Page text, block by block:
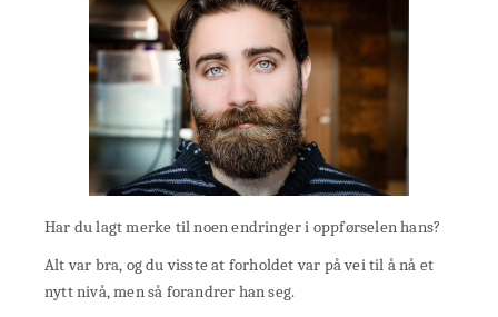
Har du lagt merke til noen endringer i oppførselen hans?
Alt var bra, og du visste at forholdet var på vei til å nå et
nytt nivå, men så forandrer han seg.